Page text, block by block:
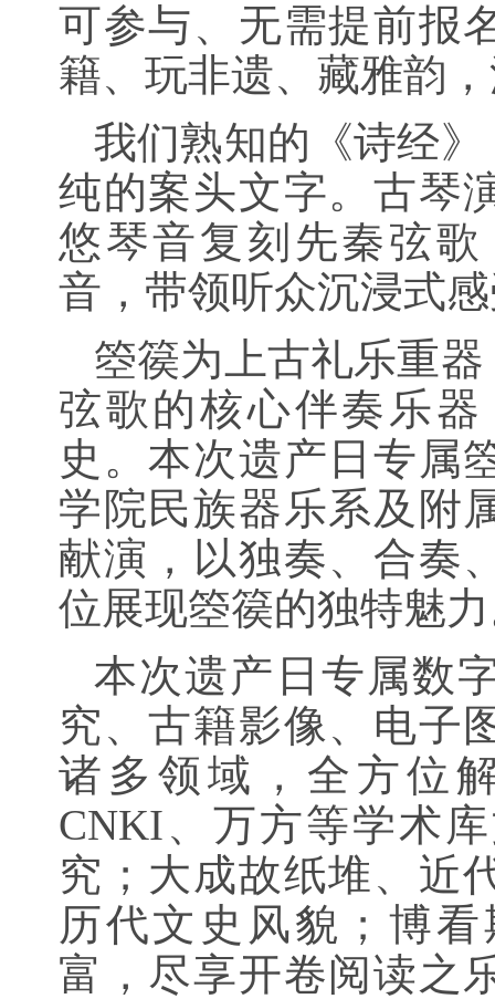
可参与、无需提前报
籍、玩非遗、藏雅韵
我们熟知的《诗经
纯的案头文字。古琴
悠琴音复刻先秦弦
音，带领听众沉浸式
箜篌为上古礼乐重
弦歌的核心伴奏乐
史。本次遗产日专属
学院民族器乐系及附
献演，以独奏、合奏
位展现箜篌的独特魅
本次遗产日专属数
究、古籍影像、电子
诸多领域，全方位
CNKI、万方等学术
究；大成故纸堆、近
历代文史风貌；博
富，尽享开卷阅读之